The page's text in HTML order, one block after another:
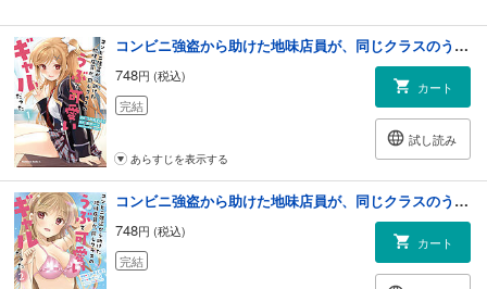
コンビニ強盗から助けた地味店員が、同じクラスのうぶで可愛いギャルだった （１）
748円 (税込)
完結
カート
試し読み
あらすじを表示する
コンビニ強盗から助けた地味店員が、同じクラスのうぶで可愛いギャルだった （２）
748円 (税込)
完結
カート